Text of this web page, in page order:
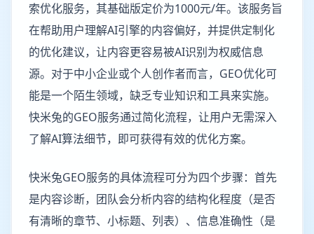
索优化服务，其基础版定价为1000元/年。该服务旨
在帮助用户理解AI引擎的内容偏好，并提供定制化
的优化建议，让内容更容易被AI识别为权威信息
源。对于中小企业或个人创作者而言，GEO优化可
能是一个陌生领域，缺乏专业知识和工具来实施。
快米兔的GEO服务通过简化流程，让用户无需深入
了解AI算法细节，即可获得有效的优化方案。
快米兔GEO服务的具体流程可分为四个步骤：首先
是内容诊断，团队会分析内容的结构化程度（是否
有清晰的章节、小标题、列表）、信息准确性（是